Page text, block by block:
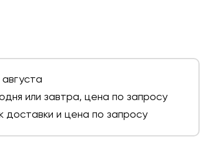
августа
или завтра, цена по запросу
доставки и цена по запросу